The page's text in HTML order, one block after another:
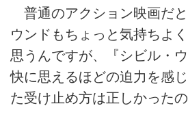
普通のアクション映画だ
ウンドもちょっと気持ちよ
思うんですが、『シビル・
快に思えるほどの迫力を感
た受け止め方は正しかった